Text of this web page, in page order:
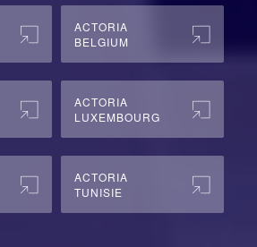
ACTORIA
BELGIUM
ACTORIA
LUXEMBOURG
ACTORIA
TUNISIE